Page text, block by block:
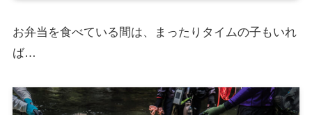
お弁当を食べている間は、まったりタイムの子もいれ
ば…